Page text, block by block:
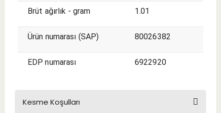
Brüt ağırlık - gram 1.01
Ürün numarası (SAP) 80026382
EDP numarası 6922920
Kesme Koşulları